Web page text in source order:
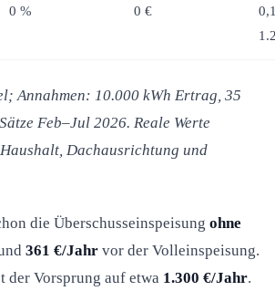
0 % 0 €
Annahmen: 10.000 kWh Ertrag, 35
Feb–Jul 2026. Reale Werte
Dachausrichtung und
die Überschusseinspeisung ohne
361 €/Jahr vor der Volleinspeisung.
der Vorsprung auf etwa 1.300 €/Jahr.